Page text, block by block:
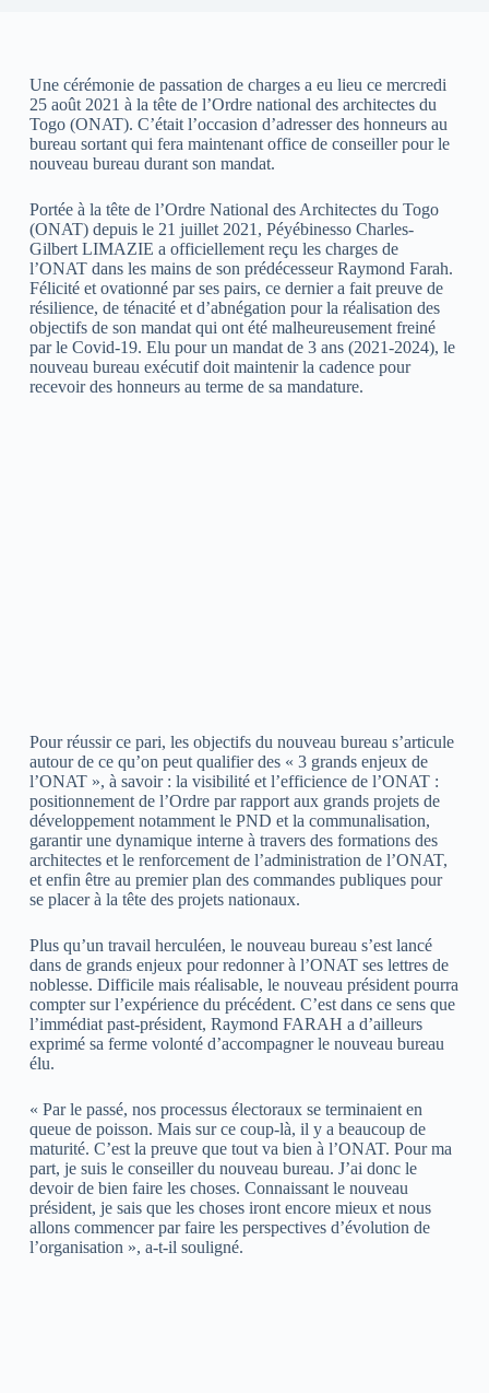
Une cérémonie de passation de charges a eu lieu ce mercredi
25 août 2021 à la tête de l’Ordre national des architectes du
Togo (ONAT). C’était l’occasion d’adresser des honneurs au
bureau sortant qui fera maintenant office de conseiller pour le
nouveau bureau durant son mandat.
Portée à la tête de l’Ordre National des Architectes du Togo
(ONAT) depuis le 21 juillet 2021, Péyébinesso Charles-
Gilbert LIMAZIE a officiellement reçu les charges de
l’ONAT dans les mains de son prédécesseur Raymond Farah.
Félicité et ovationné par ses pairs, ce dernier a fait preuve de
résilience, de ténacité et d’abnégation pour la réalisation des
objectifs de son mandat qui ont été malheureusement freiné
par le Covid-19. Elu pour un mandat de 3 ans (2021-2024), le
nouveau bureau exécutif doit maintenir la cadence pour
recevoir des honneurs au terme de sa mandature.
Pour réussir ce pari, les objectifs du nouveau bureau s’articule
autour de ce qu’on peut qualifier des « 3 grands enjeux de
l’ONAT », à savoir : la visibilité et l’efficience de l’ONAT :
positionnement de l’Ordre par rapport aux grands projets de
développement notamment le PND et la communalisation,
garantir une dynamique interne à travers des formations des
architectes et le renforcement de l’administration de l’ONAT,
et enfin être au premier plan des commandes publiques pour
se placer à la tête des projets nationaux.
Plus qu’un travail herculéen, le nouveau bureau s’est lancé
dans de grands enjeux pour redonner à l’ONAT ses lettres de
noblesse. Difficile mais réalisable, le nouveau président pourra
compter sur l’expérience du précédent. C’est dans ce sens que
l’immédiat past-président, Raymond FARAH a d’ailleurs
exprimé sa ferme volonté d’accompagner le nouveau bureau
élu.
« Par le passé, nos processus électoraux se terminaient en
queue de poisson. Mais sur ce coup-là, il y a beaucoup de
maturité. C’est la preuve que tout va bien à l’ONAT. Pour ma
part, je suis le conseiller du nouveau bureau. J’ai donc le
devoir de bien faire les choses. Connaissant le nouveau
président, je sais que les choses iront encore mieux et nous
allons commencer par faire les perspectives d’évolution de
l’organisation », a-t-il souligné.